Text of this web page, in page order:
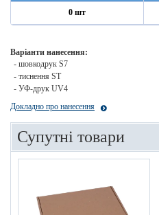
0 шт
Варіанти нанесення:
- шовкодрук S7
- тиснення ST
- УФ-друк UV4
Докладно про нанесення
Супутні товари